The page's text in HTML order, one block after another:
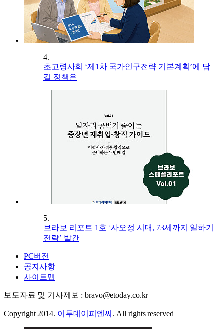
4.
초고령사회 ‘제1차 국가인구전략 기본계획’에 담
길 정책은
5.
브라보 리포트 1호 ‘사오정 시대, 73세까지 일하기
전략’ 발간
PC버전
공지사항
사이트맵
보도자료 및 기사제보 : bravo@etoday.co.kr
Copyright 2014. 이투데이피엔씨 . All rights reserved